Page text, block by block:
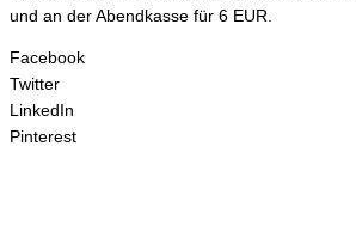
und an der Abendkasse für 6 EUR.
Facebook
Twitter
LinkedIn
Pinterest